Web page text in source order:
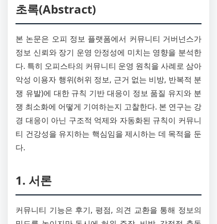
초록(Abstract)
본 논문은 오피 정보 플랫폼에서 커뮤니티 거버넌스가
정보 신뢰와 장기 운영 안정성에 미치는 영향을 분석한
다. 특히 오피스타의 커뮤니티 운영 원칙을 사례로 삼아
악성 이용자 행위(허위 정보, 근거 없는 비방, 반복적 분
쟁 유발)에 대한 규칙 기반 대응이 정보 품질 유지와 분
쟁 최소화에 어떻게 기여하는지 고찰한다. 본 연구는 강
경 대응이 아닌 구조적 억제와 자동화된 규칙이 커뮤니
티 건강성을 유지하는 핵심임을 제시하는 데 목적을 둔
다.
1. 서론
커뮤니티 기능은 후기, 평점, 의견 교환을 통해 정보의